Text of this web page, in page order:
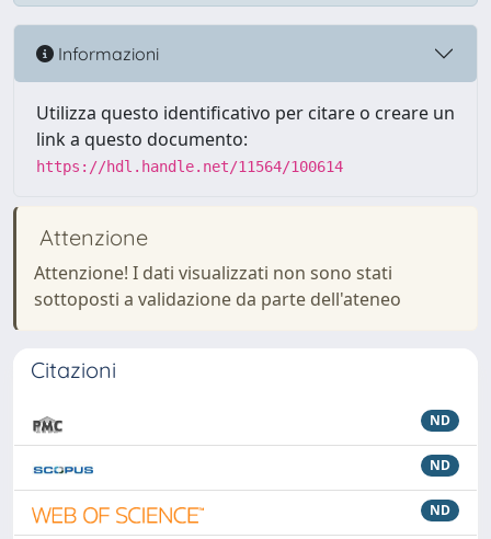
Informazioni
Utilizza questo identificativo per citare o creare un
link a questo documento:
https://hdl.handle.net/11564/100614
Attenzione
Attenzione! I dati visualizzati non sono stati
sottoposti a validazione da parte dell'ateneo
Citazioni
ND
ND
ND